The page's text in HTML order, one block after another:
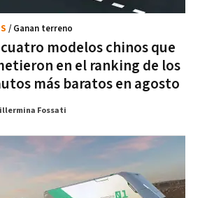
cuatro modelos chinos que
en el ranking de los
más baratos en agosto
/ Ganan terreno
Fossati